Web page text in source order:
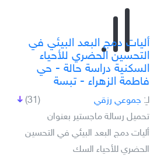
أليات دمج البعد البيئي في
التحسين الحضري للأحياء
السكنية دراسة حالة - حي
فاطمة الزهراء - تبسة
(31) لـِ: جموعي رزقي
تحميل رسالة ماجستير بعنوان
أليات دمج البعد البيئي في التحسين
الحضري للأحياء السك